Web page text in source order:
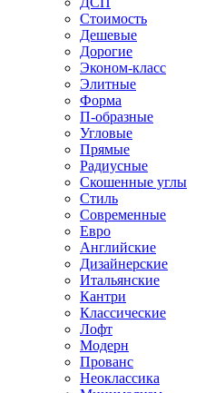
Стоимость
Дешевые
Дорогие
Эконом-класс
Элитные
Форма
П-образные
Угловые
Прямые
Радиусные
Скошенные углы
Стиль
Современные
Евро
Английские
Дизайнерские
Итальянские
Кантри
Классические
Лофт
Модерн
Прованс
Неоклассика